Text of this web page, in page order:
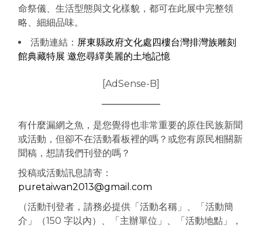
命祭儀、生活型態與文化樣貌，都可在此展中完整領
略、細細品味。
活動連結： 屏東縣政府文化處四樓台灣排灣族雕刻
館典藏特展 邀您尋繹美麗的土地記憶
[AdSense-B]
有什麼漏網之魚，是您覺得也非常重要的原住民族新聞
或活動，但卻不在活動看板裡的嗎？或您有原民相關新
聞稿，想請我們刊登的嗎？
投稿或活動訊息請寄：
puretaiwan2013@gmail.com
（活動刊登者，請務必提供「活動名稱」、「活動簡
介」（150 字以內）、「主辦單位」、「活動地點」，